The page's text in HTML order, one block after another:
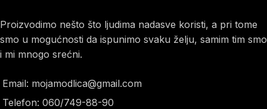
Proizvodimo nešto što ljudima nadasve koristi, a pri tome
smo u mogućnosti da ispunimo svaku želju, samim tim smo
i mi mnogo srećni.
Email: mojamodlica@gmail.com
Telefon: 060/749-88-90